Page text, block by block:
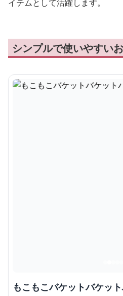
イテムとして活躍します。
シンプルで使いやすい
もこもこバケットバケッ